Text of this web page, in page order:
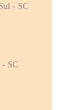
- SC
- SC